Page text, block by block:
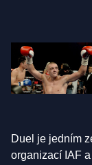
Duel je jedním
organizací IAF